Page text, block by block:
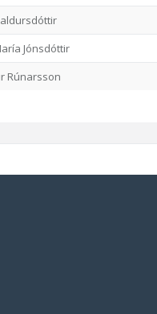
Jónsdóttir
Rúnarsson